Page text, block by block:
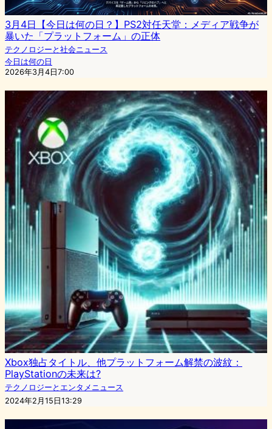
3月4日【今日は何の日？】PS2対任天堂：メディア戦争が
暴いた「プラットフォーム」の正体
テクノロジーと社会ニュース
今日は何の日
2026年3月4日7:00
Xbox独占タイトル、他プラットフォーム解禁の波紋：
PlayStationの未来は?
テクノロジーとエンタメニュース
2024年2月15日13:29